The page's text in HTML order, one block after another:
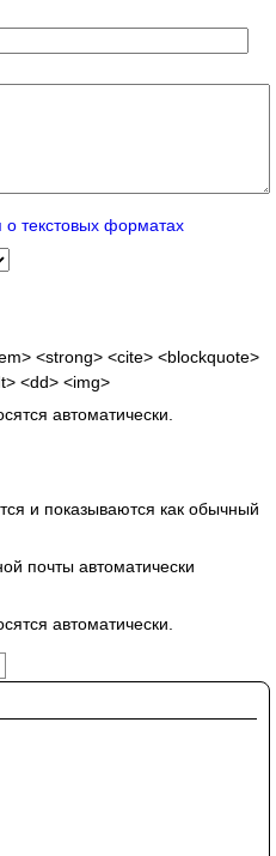
текстовых форматах
<strong> <cite> <blockquote>
<dd> <img>
автоматически.
и показываются как обычный
почты автоматически
автоматически.